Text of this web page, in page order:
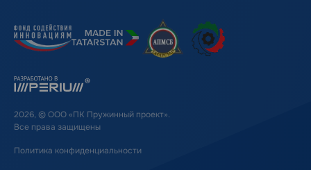
2026, © ООО «ПК Пружинный проект».
Все права защищены
Политика конфиденциальности